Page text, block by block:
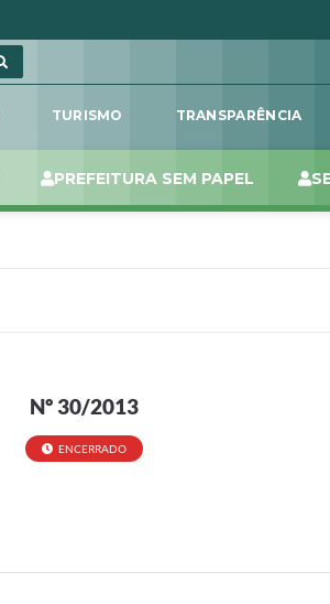
TURISMO TRANSPARÊNCIA
PREFEITURA SEM PAPEL
Nº 30/2013
ENCERRADO